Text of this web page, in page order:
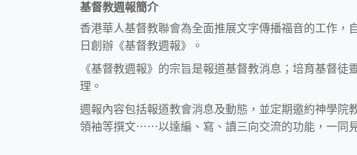
基督教週報簡介
香港華人基督教聯會為全面推展文字傳播福音的工作，
日創辦《基督教週報》。
《基督教週報》的宗旨是報道基督教消息；培育基督徒
理。
週報內容包括報道教會消息及動態，並定期邀約神學院
領袖等撰文⋯⋯以達編、寫、讀三向交流的功能，一同